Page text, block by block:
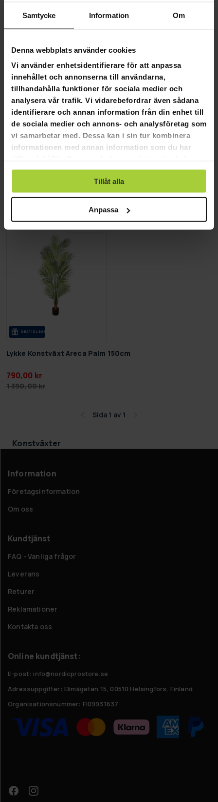
Samtycke Information Om
Denna webbplats använder cookies
Vi använder enhetsidentifierare för att anpassa
innehållet och annonserna till användarna,
tillhandahålla funktioner för sociala medier och
analysera vår trafik. Vi vidarebefordrar även sådana
identifierare och annan information från din enhet till
de sociala medier och annons- och analysföretag som
vi samarbetar med. Dessa kan i sin tur kombinera
informationen med annan information som du har
använt deras tjänster.
Tillåt alla
Anpassa
-46%
1 290,00 kr
1 090,00 kr
1 590,00 kr
-43%
GRA­TIS LE­VE­RANS
Lykke Konstväxt Areca Palm 150cm
790,00 kr
1 390,00 kr
Sida 1 av 1
Konstväxter
Information
Företagsinformation
Om oss
Kundtjänst
FAQ - Vanliga frågor
Leverans
Returer
Reklamationer
Kontakta oss
Online kundtjänst:
E-post: info@nordicprostore.se
Adressuppgifter: Elimägatan 15, 00510 Helsingfors, Finland
Organisationsnummer: FI09931637